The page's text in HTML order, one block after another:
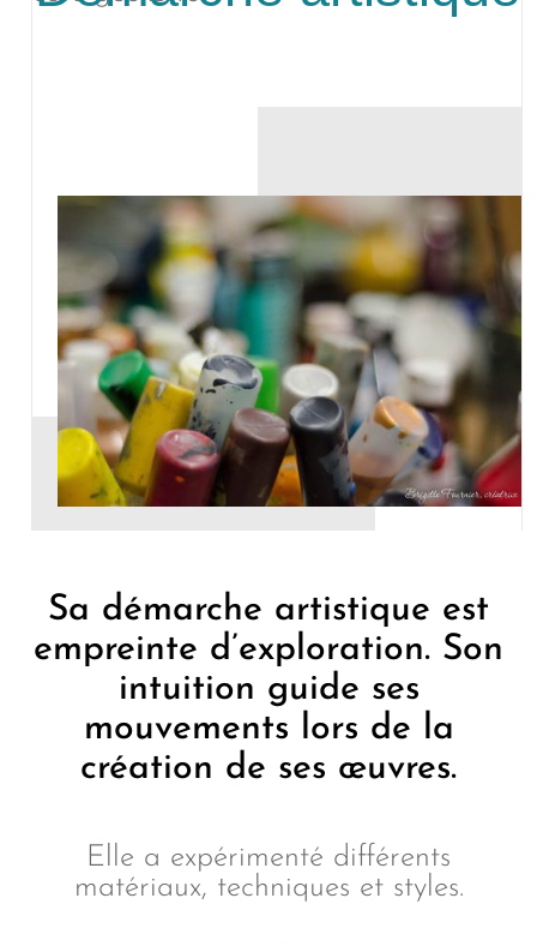
Sa démarche artistique est
empreinte d’exploration. Son
intuition guide ses
mouvements lors de la
création de ses œuvres.
Elle a expérimenté différents
matériaux, techniques et styles.